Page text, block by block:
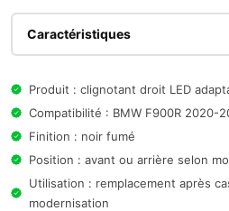
Caractéristiques
Produit : clignotant droit LED
Compatibilité : BMW F900R 2020-
Finition : noir fumé
Position : avant ou arrière selon
Utilisation : remplacement après
modernisation